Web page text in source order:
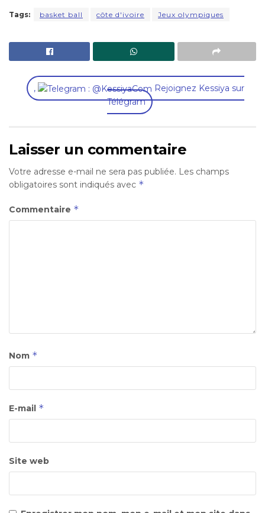
Tags: basket ball côte d'ivoire Jeux olympiques
,
Rejoignez Kessiya sur
Télégram
Laisser un commentaire
Votre adresse e-mail ne sera pas publiée. Les champs
obligatoires sont indiqués avec *
Commentaire *
Nom *
E-mail *
Site web